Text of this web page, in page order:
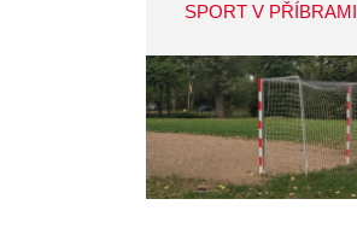
SPORT V PŘÍBRAMI